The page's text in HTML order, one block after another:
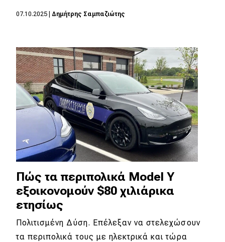
MOTO
Οδηγός αγοράς
Συμβουλές
Χρηστικά
Συμβουλές
ΚΤΕΟ
Οδική βοήθεια
eDRIVE
07.10.2025 Δημήτρης Σαμπαζιώτης
Πώς τα περιπολικά Model Y
εξοικονομούν $80 χιλιάρικα
ετησίως
Πολιτισμένη Δύση. Επέλεξαν να στελεχώσουν
τα περιπολικά τους με ηλεκτρικά και τώρα